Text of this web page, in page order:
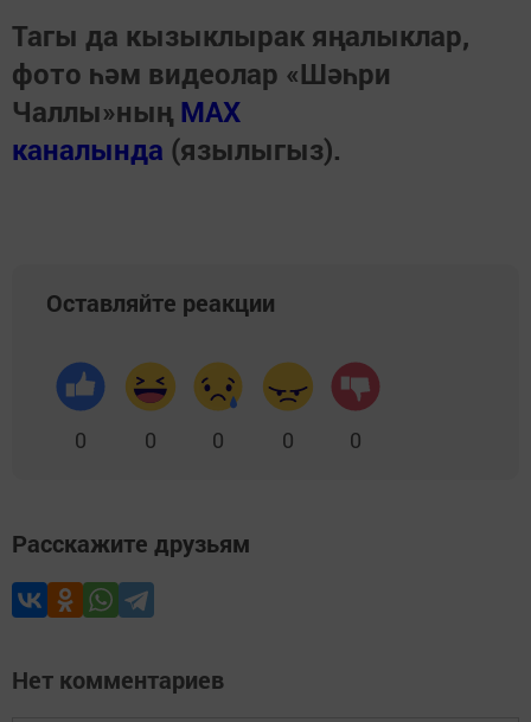
Тагы да кызыклырак яңалыклар,
фото һәм видеолар «Шәһри
Чаллы»ның MAX
каналында (язылыгыз).
Оставляйте реакции
0 0 0 0 0
Расскажите друзьям
Нет комментариев